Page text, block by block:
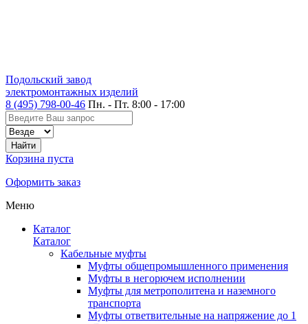
Подольский завод
электромонтажных изделий
8 (495) 798-00-46 Пн. - Пт. 8:00 - 17:00
Корзина пуста
Оформить заказ
Меню
Каталог
Каталог
Кабельные муфты
Муфты общепромышленного применения
Муфты в негорючем исполнении
Муфты для метрополитена и наземного
транспорта
Муфты ответвительные на напряжение до 1